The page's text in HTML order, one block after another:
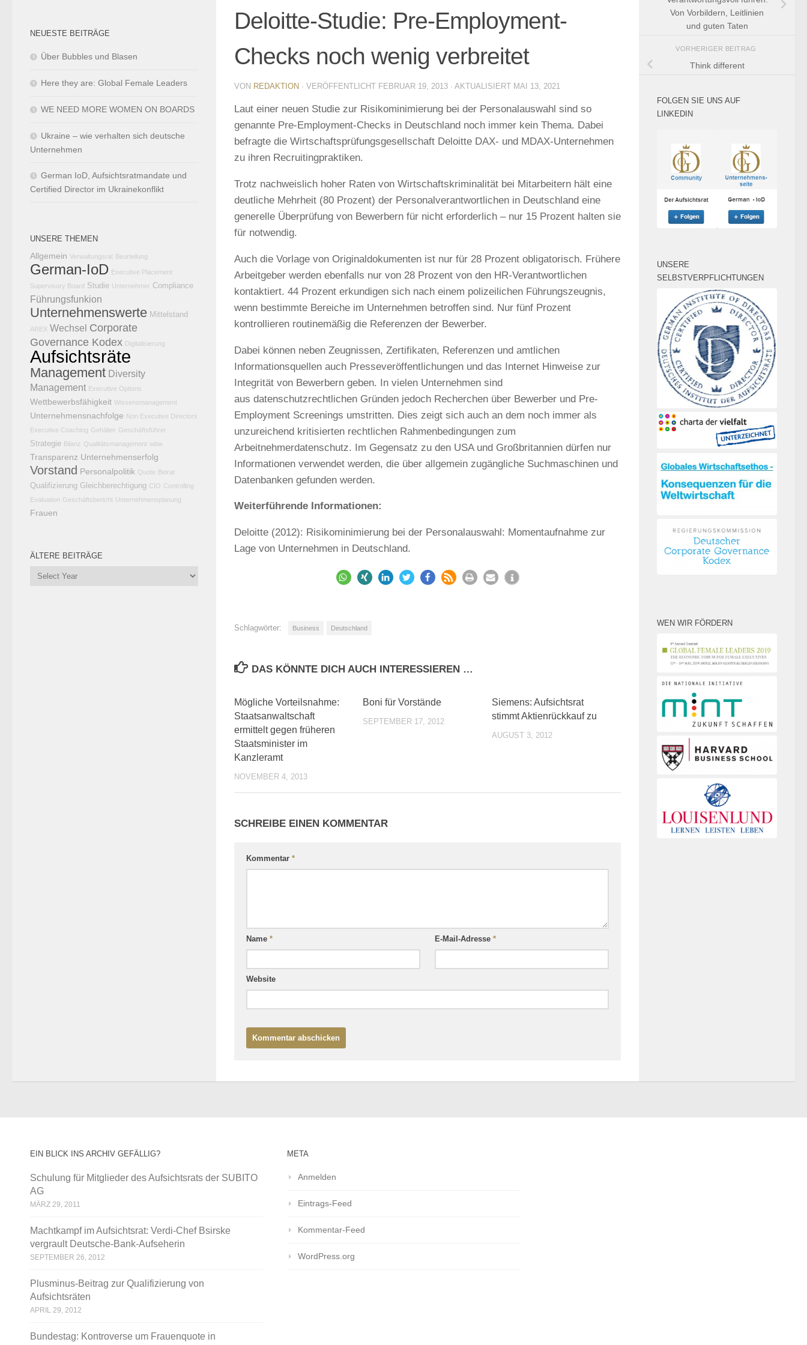
Deloitte-Studie: Pre-Employment-
Checks noch wenig verbreitet
VON REDAKTION · VERÖFFENTLICHT FEBRUAR 19, 2013 · AKTUALISIERT MAI 13, 2021
Laut einer neuen Studie zur Risikominimierung bei der Personalauswahl sind so
genannte Pre-Employment-Checks in Deutschland noch immer kein Thema. Dabei
befragte die Wirtschaftsprüfungsgesellschaft Deloitte DAX- und MDAX-Unternehmen
zu ihren Recruitingpraktiken.
Trotz nachweislich hoher Raten von Wirtschaftskriminalität bei Mitarbeitern hält eine
deutliche Mehrheit (80 Prozent) der Personalverantwortlichen in Deutschland eine
generelle Überprüfung von Bewerbern für nicht erforderlich – nur 15 Prozent halten sie
für notwendig.
Auch die Vorlage von Originaldokumenten ist nur für 28 Prozent obligatorisch. Frühere
Arbeitgeber werden ebenfalls nur von 28 Prozent von den HR-Verantwortlichen
kontaktiert. 44 Prozent erkundigen sich nach einem polizeilichen Führungszeugnis,
wenn bestimmte Bereiche im Unternehmen betroffen sind. Nur fünf Prozent
kontrollieren routinemäßig die Referenzen der Bewerber.
Dabei können neben Zeugnissen, Zertifikaten, Referenzen und amtlichen
Informationsquellen auch Presseveröffentlichungen und das Internet Hinweise zur
Integrität von Bewerbern geben. In vielen Unternehmen sind
aus datenschutzrechtlichen Gründen jedoch Recherchen über Bewerber und Pre-
Employment Screenings umstritten. Dies zeigt sich auch an dem noch immer als
unzureichend kritisierten rechtlichen Rahmenbedingungen zum
Arbeitnehmerdatenschutz. Im Gegensatz zu den USA und Großbritannien dürfen nur
Informationen verwendet werden, die über allgemein zugängliche Suchmaschinen und
Datenbanken gefunden werden.
Weiterführende Informationen:
Deloitte (2012): Risikominimierung bei der Personalauswahl: Momentaufnahme zur
Lage von Unternehmen in Deutschland.
Schlagwörter: Business Deutschland
DAS KÖNNTE DICH AUCH INTERESSIEREN …
Mögliche Vorteilsnahme:
Staatsanwaltschaft
ermittelt gegen früheren
Staatsminister im
Kanzleramt
NOVEMBER 4, 2013
Boni für Vorstände
SEPTEMBER 17, 2012
Siemens: Aufsichtsrat
stimmt Aktienrückkauf zu
AUGUST 3, 2012
SCHREIBE EINEN KOMMENTAR
Kommentar *
Name * E-Mail-Adresse*
Website
NEUESTE BEITRÄGE
Über Bubbles und Blasen
Here they are: Global Female Leaders
WE NEED MORE WOMEN ON BOARDS
Ukraine – wie verhalten sich deutsche
Unternehmen
German IoD, Aufsichtsratmandate und
Certified Director im Ukrainekonflikt
UNSERE THEMEN
Allgemein Verwaltungsrat Beurteilung
German-IoD Executive Placement
Supervisory Board Studie Unternehmer Compliance
Führungsfunkion
Unternehmenswerte Mittelstand
AREX Wechsel Corporate
Governance Kodex Digitalisierung
Aufsichtsräte
Management Diversity
Management Executive Options
Wettbewerbsfähigkeit Wissensmanagement
Unternehmensnachfolge Non Executive Directors
Executive Coaching Gehälter Geschäftsführer
Strategie Bilanz Qualitätsmanagement wbw
Transparenz Unternehmenserfolg
Vorstand Personalpolitik Quote Beirat
Qualifizierung Gleichberechtigung CIO Controlling
Evaluation Geschäftsbericht Unternehmensplanung
Frauen
ÄLTERE BEITRÄGE
Von Vorbildern, Leitlinien
und guten Taten
VORHERIGER BEITRAG
Think different
FOLGEN SIE UNS AUF
LINKEDIN
UNSERE
SELBSTVERPFLICHTUNGEN
WEN WIR FÖRDERN
EIN BLICK INS ARCHIV GEFÄLLIG?
Schulung für Mitglieder des Aufsichtsrats der SUBITO
AG
MÄRZ 29, 2011
Machtkampf im Aufsichtsrat: Verdi-Chef Bsirske
vergrault Deutsche-Bank-Aufseherin
SEPTEMBER 26, 2012
Plusminus-Beitrag zur Qualifizierung von
Aufsichtsräten
APRIL 29, 2012
Bundestag: Kontroverse um Frauenquote in
META
Anmelden
Eintrags-Feed
Kommentar-Feed
WordPress.org